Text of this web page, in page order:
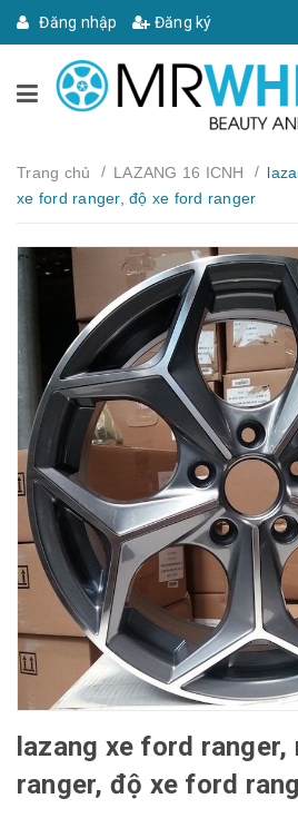
Đăng nhập Đăng ký
Trang chủ / LAZANG 16 ICNH /
xe ford ranger, độ xe ford ranger
lazang xe ford ranger,
ranger, độ xe ford